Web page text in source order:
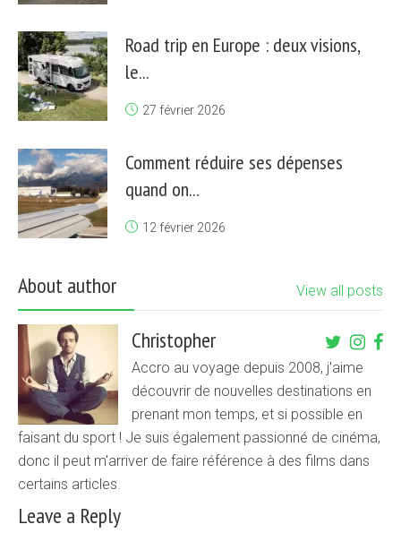
Road trip en Europe : deux visions,
le...
27 février 2026
Comment réduire ses dépenses
quand on...
12 février 2026
About author View all posts
Christopher
Accro au voyage depuis 2008, j'aime
découvrir de nouvelles destinations en
prenant mon temps, et si possible en
faisant du sport ! Je suis également passionné de cinéma,
donc il peut m'arriver de faire référence à des films dans
certains articles.
Leave a Reply